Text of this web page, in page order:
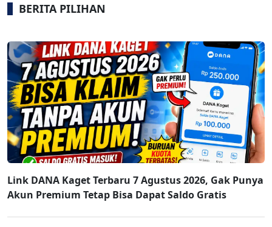
BERITA PILIHAN
Link DANA Kaget Terbaru 7 Agustus 2026, Gak Punya
Akun Premium Tetap Bisa Dapat Saldo Gratis